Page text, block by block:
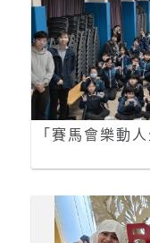
「賽馬會樂動